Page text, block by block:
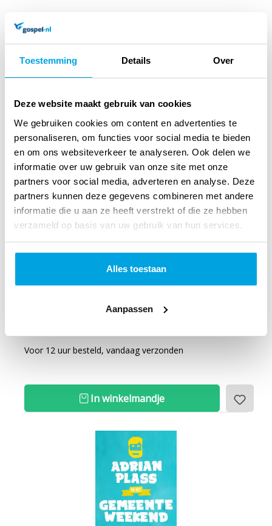
Toestemming Details Over
Deze website maakt gebruik van cookies
We gebruiken cookies om content en advertenties te
personaliseren, om functies voor social media te bieden
en om ons websiteverkeer te analyseren. Ook delen we
informatie over uw gebruik van onze site met onze
partners voor social media, adverteren en analyse. Deze
partners kunnen deze gegevens combineren met andere
informatie die u aan ze heeft verstrekt of die ze hebben
verzameld op basis van uw gebruik van hun services.
Alles toestaan
Aanpassen
Schaduwdokter
Na de dood van zijn grootmoeder, komt Jack in contact
met de mysterieuze Schaduwdokter. Hij assisteert de
zowel nukkige als scherpzinnige man bij bezoekjes aan
bijvoorbeeld Samantha, die bang is om uit elkaar te
lees verder
9
Voor 12 uur besteld, vandaag verzonden
In winkelmandje